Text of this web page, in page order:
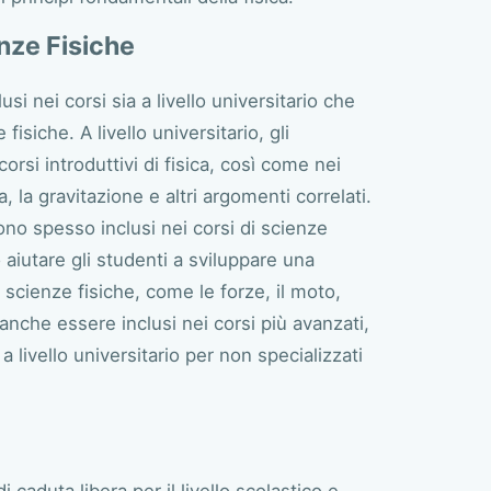
Fisiche
nei corsi sia a livello universitario che
fisiche. A livello universitario, gli
introduttivi di fisica, così come nei
la gravitazione e altri argomenti correlati.
spesso inclusi nei corsi di scienze
gli studenti a sviluppare una
fisiche, come le forze, il moto,
essere inclusi nei corsi più avanzati,
livello universitario per non specializzati